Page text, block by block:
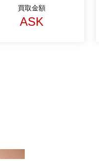
買取金額
ASK